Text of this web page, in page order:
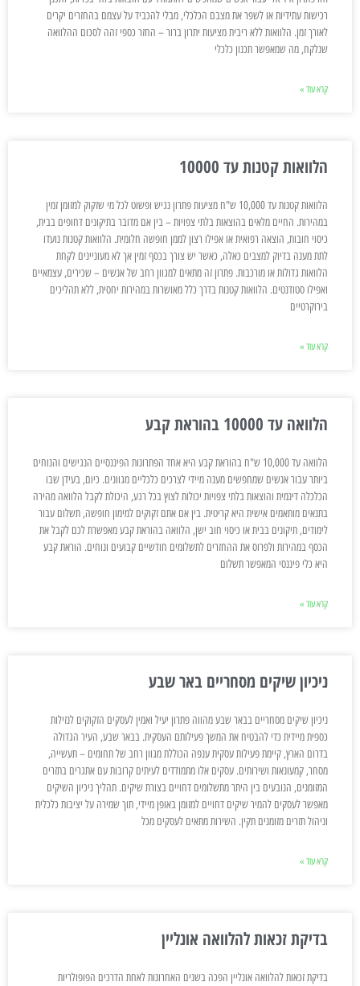
רכישות עתידיות או לשפר את מצבם הכלכלי, מבלי להכביד על עצמם בהחזרים יקרים
לאורך זמן. הלוואות ללא ריבית מציעות יתרון ברור – החזר כספי זהה לסכום ההלוואה
שנלקח, מה שמאפשר תכנון כלכלי
קרא עוד »
הלוואות קטנות עד 10000
הלוואות קטנות עד 10,000 ש"ח מציעות פתרון נגיש ופשוט לכל מי שזקוק למזומן זמין
במהירות. החיים מלאים בהוצאות בלתי צפויות – בין אם מדובר בתיקונים דחופים בבית,
כיסוי חובות, הוצאה רפואית או אפילו רצון לממן חופשה חלומית. הלוואות קטנות נועדו
לתת מענה בדיוק למצבים כאלה, כאשר יש צורך בכסף זמין אך לא מעוניינים לקחת
הלוואות גדולות או מורכבות. פתרון זה מתאים למגוון רחב של אנשים – שכירים, עצמאיים
ואפילו סטודנטים. הלוואות קטנות בדרך כלל מאושרות במהירות יחסית, ללא תהליכים
בירוקרטיים
קרא עוד »
הלוואה עד 10000 בהוראת קבע
הלוואה עד 10,000 ש"ח בהוראת קבע היא אחד הפתרונות הפיננסיים הנגישים והנוחים
ביותר עבור אנשים שמחפשים מענה מיידי לצרכים כלכליים מגוונים. כיום, בעידן שבו
הכלכלה דינמית והוצאות בלתי צפויות יכולות לצוץ בכל רגע, היכולת לקבל הלוואה מהירה
בתנאים מותאמים אישית היא קריטית. בין אם אתם זקוקים למימון חופשה, תשלום עבור
לימודים, תיקונים בבית או כיסוי חוב ישן, הלוואה בהוראת קבע מאפשרת לכם לקבל את
הכסף במהירות ולפרוס את ההחזרים לתשלומים חודשיים קבועים ונוחים. הוראת קבע
היא כלי פיננסי המאפשר תשלום
קרא עוד »
ניכיון שיקים מסחריים באר שבע
ניכיון שיקים מסחריים בבאר שבע מהווה פתרון יעיל ואמין לעסקים הזקוקים לנזילות
כספית מיידית כדי להבטיח את המשך פעילותם העסקית. בבאר שבע, העיר הגדולה
בדרום הארץ, קיימת פעילות עסקית ענפה הכוללת מגוון רחב של תחומים – תעשייה,
מסחר, קמעונאות ושירותים. עסקים אלו מתמודדים לעיתים קרובות עם אתגרים בתזרים
המזומנים, הנובעים בין היתר מתשלומים דחויים בצורת שיקים. תהליך ניכיון השיקים
מאפשר לעסקים להמיר שיקים דחויים למזומן באופן מיידי, תוך שמירה על יציבות כלכלית
וניהול תזרים מזומנים תקין. השירות מתאים לעסקים מכל
קרא עוד »
בדיקת זכאות להלוואה אונליין
בדיקת זכאות להלוואה אונליין הפכה בשנים האחרונות לאחת הדרכים הפופולריות